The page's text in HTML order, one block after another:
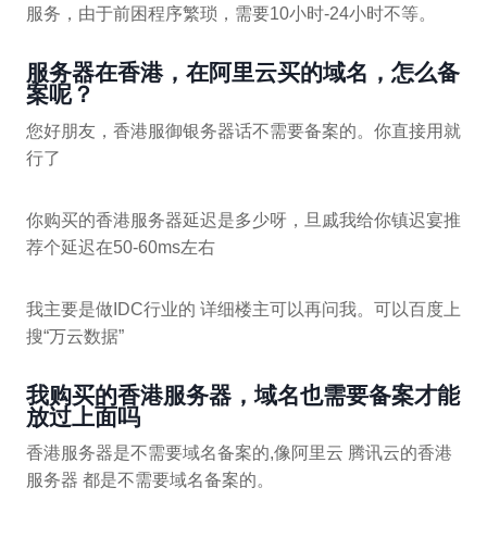
服务，由于前困程序繁琐，需要10小时-24小时不等。
服务器在香港，在阿里云买的域名，怎么备
案呢？
您好朋友，香港服御银务器话不需要备案的。你直接用就
行了
你购买的香港服务器延迟是多少呀，旦戚我给你镇迟宴推
荐个延迟在50-60ms左右
我主要是做IDC行业的 详细楼主可以再问我。可以百度上
搜“万云数据”
我购买的香港服务器，域名也需要备案才能
放过上面吗
香港服务器是不需要域名备案的,像阿里云 腾讯云的香港
服务器 都是不需要域名备案的。